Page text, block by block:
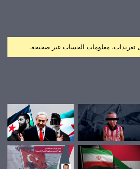
تغريدات، معلومات الحساب غير صحيحة.